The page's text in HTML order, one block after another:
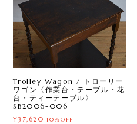
Trolley Wagon / トローリー
ワゴン〈作業台・テーブル・花
台・ティーテーブル〉
SB2006-006
¥37,620 10%OFF